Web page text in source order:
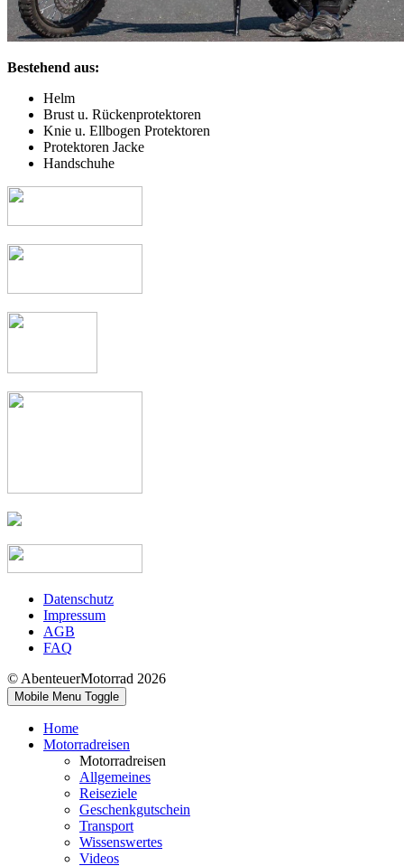
Bestehend aus:
Helm
Brust u. Rückenprotektoren
Knie u. Ellbogen Protektoren
Protektoren Jacke
Handschuhe
Datenschutz
Impressum
AGB
FAQ
© AbenteuerMotorrad 2026
Mobile Menu Toggle
Home
Motorradreisen
Motorradreisen
Allgemeines
Reiseziele
Geschenkgutschein
Transport
Wissenswertes
Videos